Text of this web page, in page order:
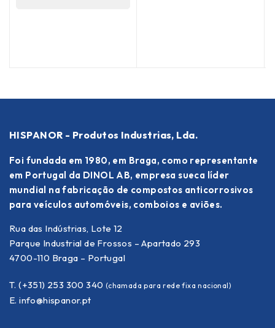
HISPANOR - Produtos Industrias, Lda.
Foi fundada em 1980, em Braga, como representante
em Portugal da DINOL AB, empresa sueca líder
mundial na fabricação de compostos anticorrosivos
para veículos automóveis, comboios e aviões.
Rua das Indústrias, Lote 12
Parque Industrial de Frossos – Apartado 293
4700-110 Braga – Portugal
T. (+351) 253 300 340 (chamada para rede fixa nacional)
E. info@hispanor.pt